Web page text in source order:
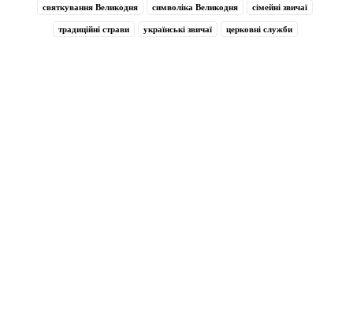
святкування Великодня символіка Великодня сімейні звичаї
традиційні страви українські звичаї церковні служби